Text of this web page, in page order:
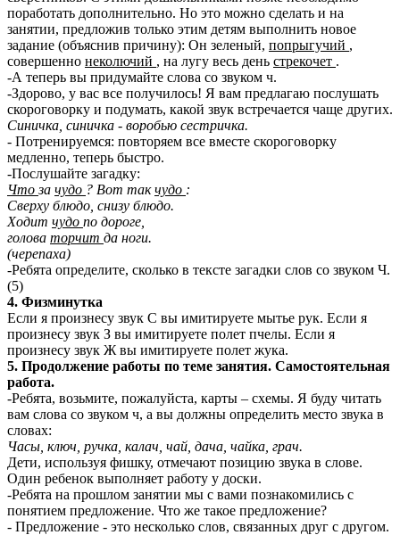
поработать дополнительно. Но это можно сделать и на
занятии, предложив только этим детям выполнить новое
задание (объяснив причину): Он зеленый, попрыгучий ,
совершенно неколючий , на лугу весь день стрекочет .
-А теперь вы придумайте слова со звуком ч.
-Здорово, у вас все получилось! Я вам предлагаю послушать
скороговорку и подумать, какой звук встречается чаще других.
Синичка, синичка - воробью сестричка.
- Потренируемся: повторяем все вместе скороговорку
медленно, теперь быстро.
-Послушайте загадку:
Чтоза чудо ? Вот такчудо :
Сверху блюдо, снизу блюдо.
Ходит чудо по дороге,
голова торчит да ноги.
(черепаха)
-Ребята определите, сколько в тексте загадки слов со звуком Ч.
(5)
4. Физминутка
Если я произнесу звук С вы имитируете мытье рук. Если я
произнесу звук З вы имитируете полет пчелы. Если я
произнесу звук Ж вы имитируете полет жука.
5. Продолжение работы по теме занятия. Самостоятельная
работа.
-Ребята, возьмите, пожалуйста, карты – схемы. Я буду читать
вам слова со звуком ч, а вы должны определить место звука в
словах:
Часы, ключ, ручка, калач, чай, дача, чайка, грач.
Дети, используя фишку, отмечают позицию звука в слове.
Один ребенок выполняет работу у доски.
-Ребята на прошлом занятии мы с вами познакомились с
понятием предложение. Что же такое предложение?
- Предложение - это несколько слов, связанных друг с другом.